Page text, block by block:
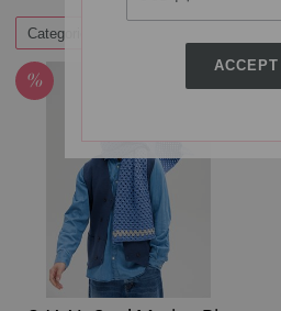
ACCEPT
Categorieën